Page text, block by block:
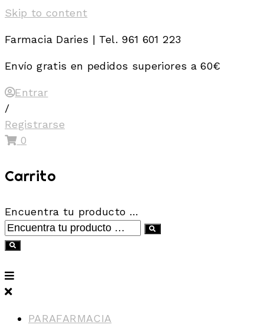
Skip to content
Farmacia Daries | Tel. 961 601 223
Envío gratis en pedidos superiores a 60€
Entrar
/
Registrarse
0
Carrito
Encuentra tu producto …
PARAFARMACIA